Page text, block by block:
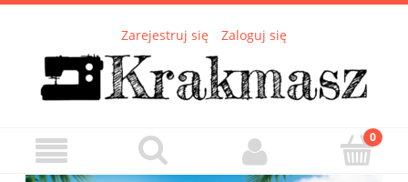
Zarejestruj się Zaloguj się